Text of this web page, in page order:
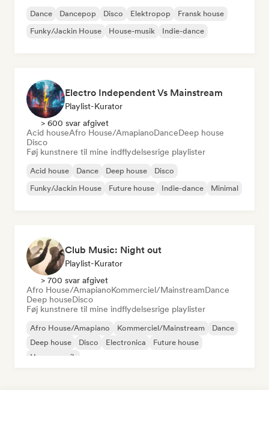
Dance Dancepop Disco Elektropop
Fransk house
Funky/Jackin House
House-musik Indie-dance
Electro Independent Vs Mainstream
Playlist-Kurator
> 600 svar afgivet
Acid houseAfro House/AmapianoDanceDeep house
Disco
Føj kunstnere til mine indflydelsesrige playlister
Acid house Dance Deep house
Disco
Funky/Jackin House
Future house Indie-dance Minimal
Club Music: Night out
Playlist-Kurator
> 700 svar afgivet
Afro House/AmapianoKommerciel/MainstreamDance
Deep houseDisco
Føj kunstnere til mine indflydelsesrige playlister
Afro House/Amapiano Kommerciel/Mainstream
Dance
Deep house
Disco Electronica
Future house
House-musik